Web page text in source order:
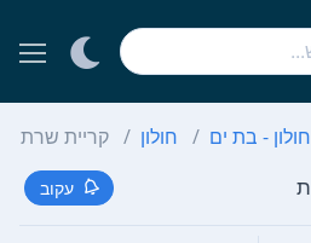
חולון - בת ים חולון קריית שרת
עקוב